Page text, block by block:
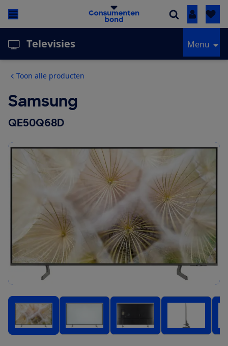
Inloggen
Televisies Menu
Toon alle producten
Samsung
QE50Q68D